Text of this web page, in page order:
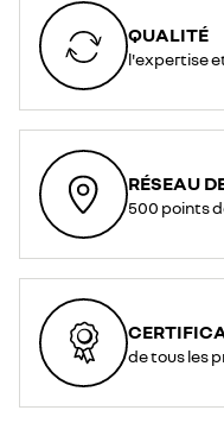
QUALITÉ
l'expertise
RÉSEAU
500 points
de tous les